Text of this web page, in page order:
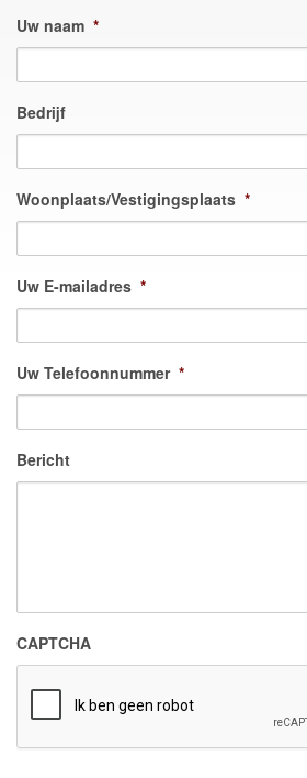
Uw naam *
Bedrijf
Woonplaats/Vestigingsplaats *
Uw E-mailadres *
Uw Telefoonnummer *
Bericht
CAPTCHA